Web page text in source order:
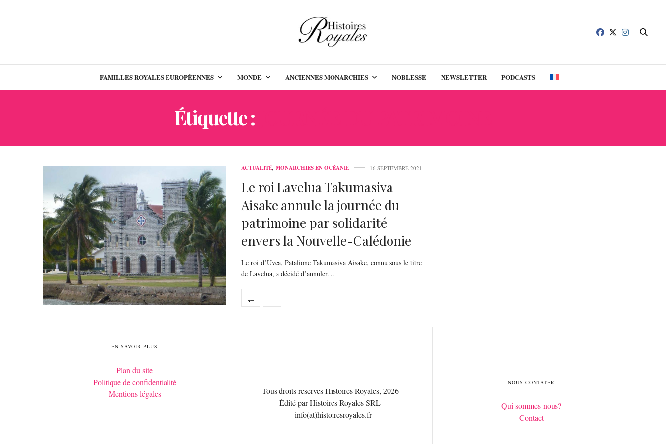
FAMILLES ROYALES EUROPÉENNES MONDE ANCIENNES MONARCHIES NOBLESSE NEWSLETTER PODCASTS
Étiquette :
ACTUALITÉ, MONARCHIES EN OCÉANIE 16 SEPTEMBRE 2021
Le roi Lavelua Takumasiva
Aisake annule la journée du
patrimoine par solidarité
envers la Nouvelle-Calédonie
Le roi d’Uvea, Patalione Takumasiva Aisake, connu sous le titre
de Lavelua, a décidé d’annuler…
EN SAVOIR PLUS
Plan du site
Politique de confidentialité
Mentions légales
Tous droits réservés Histoires Royales, 2026 –
Édité par Histoires Royales SRL –
info(at)histoiresroyales.fr
NOUS CONTATER
Qui sommes-nous?
Contact